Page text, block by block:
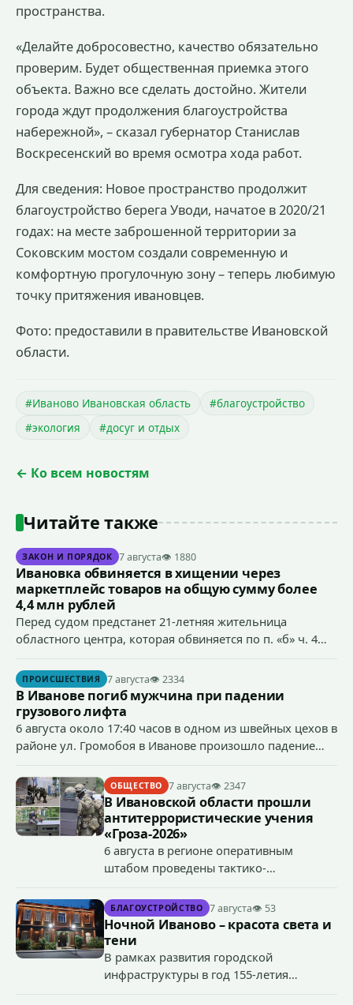
пространства.
«Делайте добросовестно, качество обязательно
проверим. Будет общественная приемка этого
объекта. Важно все сделать достойно. Жители
города ждут продолжения благоустройства
набережной», – сказал губернатор Станислав
Воскресенский во время осмотра хода работ.
Для сведения: Новое пространство продолжит
благоустройство берега Уводи, начатое в 2020/21
годах: на месте заброшенной территории за
Соковским мостом создали современную и
комфортную прогулочную зону – теперь любимую
точку притяжения ивановцев.
Фото: предоставили в правительстве Ивановской
области.
#Иваново Ивановская область
#благоустройство
#экология
#досуг и отдых
← Ко всем новостям
Читайте также
ЗАКОН И ПОРЯДОК 7 августа👁 1880
Ивановка обвиняется в хищении через
маркетплейс товаров на общую сумму более
4,4 млн рублей
Перед судом предстанет 21-летняя жительница
областного центра, которая обвиняется по п. «б» ч. 4
сумму более 4,4 млн рублей через маркетплейс.
ПРОИСШЕСТВИЯ 7 августа👁 2334
В Иванове погиб мужчина при падении
грузового лифта
6 августа около 17:40 часов в одном из швейных цехов в
районе ул. Громобоя в Иванове произошло падение
ОБЩЕСТВО 7 августа👁 2347
В Ивановской области прошли
антитеррористические учения
«Гроза-2026»
6 августа в регионе оперативным
штабом проведены тактико-
террористического акта на объекте
органов государственной власти.
«Гроза-2026».
БЛАГОУСТРОЙСТВО 7 августа👁 53
Ночной Иваново – красота света и
тени
В рамках развития городской
инфраструктуры в год 155-летия